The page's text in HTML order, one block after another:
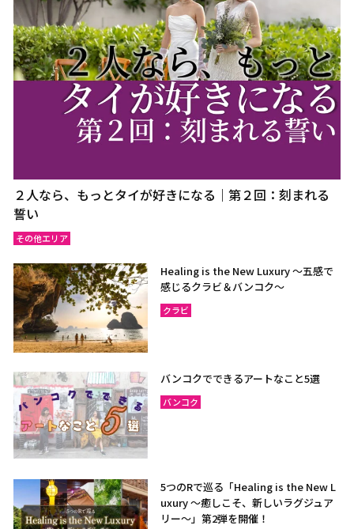
２人なら、もっとタイが好きになる｜第２回：刻まれる
誓い
その他エリア
Healing is the New Luxury ～五感で
感じるクラビ＆バンコク～
クラビ
バンコクでできるアートなこと5選
バンコク
5つのRで巡る「Healing is the New L
uxury ～癒しこそ、新しいラグジュア
リー〜」第2弾を開催！